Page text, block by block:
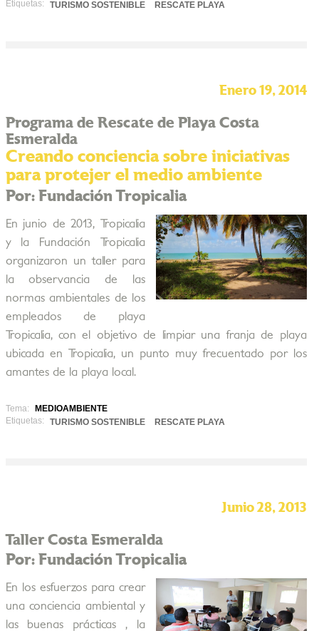
Etiquetas: TURISMO SOSTENIBLE RESCATE PLAYA
Enero 19, 2014
Programa de Rescate de Playa Costa
Esmeralda
Creando conciencia sobre iniciativas
para protejer el medio ambiente
Por: Fundación Tropicalia
En junio de 2013, Tropicalia
y la Fundación Tropicalia
organizaron un taller para
la observancia de las
normas ambientales de los
empleados de playa
Tropicalia, con el objetivo de limpiar una franja de playa
ubicada en Tropicalia, un punto muy frecuentado por los
amantes de la playa local.
Tema:
MEDIOAMBIENTE
Etiquetas:
TURISMO SOSTENIBLE RESCATE PLAYA
Junio 28, 2013
Taller Costa Esmeralda
Por: Fundación Tropicalia
En los esfuerzos para crear
una conciencia ambiental y
las buenas prácticas , la